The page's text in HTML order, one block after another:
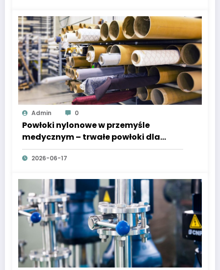
Admin 0
Powłoki nylonowe w przemyśle
medycznym – trwałe powłoki dla
urządzeń jednorazowych i
wielokrotnego użytku
2026-06-17